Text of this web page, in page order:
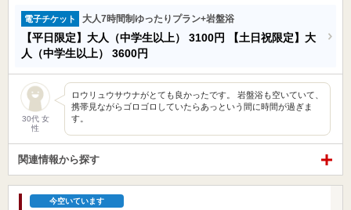
電子チケット 大人7時間制ゆったりプラン+岩盤浴
【平日限定】大人（中学生以上） 3100円
【土日祝限定】大
人（中学生以上） 3600円
30代 女
性
ロウリュウサウナがとても良かったです。 岩盤浴も空いていて、
携帯見ながらゴロゴロしていたらあっという間に時間が過ぎま
す。
関連情報から探す
今空いています